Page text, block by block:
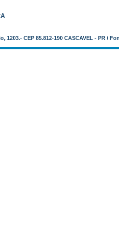
1203.- CEP 85.812-190 CASCAVEL - PR /